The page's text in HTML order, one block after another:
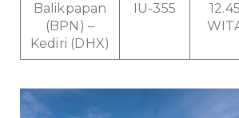
Balikpapan
(BPN) –
Kediri (DHX)
IU-355
12.45